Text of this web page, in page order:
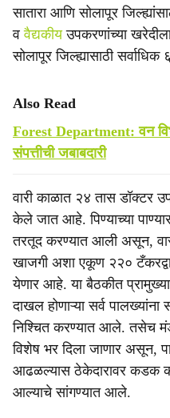
सातारा आणि सोलापूर
ववैद्यकीयउपकरणांच्या
सोलापूर जिल्ह्यासाठी
Also Read
Forest Department: वन
संपत्तीची जबाबदारी
वारी काळात २४ तास डॉक्टर
केले जात आहे. पिण्याच्या
तरतूद करण्यात आली असून,
खाजगी अशा एकूण २२०
येणार आहे. या बैठकीत
दाखल होणाऱ्या सर्व पालख्यांना
निश्चित करण्यात आले. तसेच
विशेष भर दिला जाणार असून,
आढळल्यास ठेकेदारावर कडक
आल्याचे सांगण्यात आले.